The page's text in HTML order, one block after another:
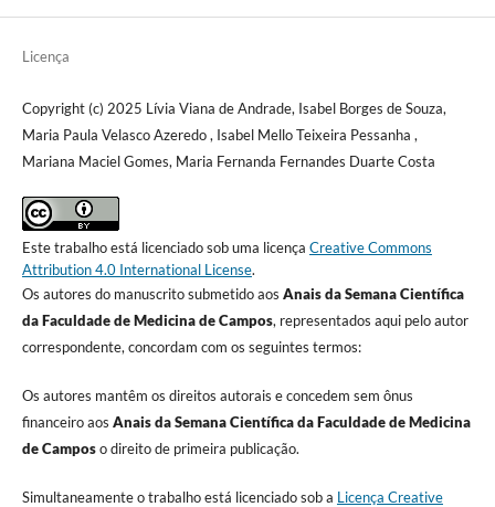
Licença
Copyright (c) 2025 Lívia Viana de Andrade, Isabel Borges de Souza,
Maria Paula Velasco Azeredo , Isabel Mello Teixeira Pessanha ,
Mariana Maciel Gomes, Maria Fernanda Fernandes Duarte Costa
Este trabalho está licenciado sob uma licença Creative Commons
Attribution 4.0 International License.
Os autores do manuscrito submetido aos Anais da Semana Científica
da Faculdade de Medicina de Campos, representados aqui pelo autor
correspondente, concordam com os seguintes termos:
Os autores mantêm os direitos autorais e concedem sem ônus
financeiro aos Anais da Semana Científica da Faculdade de Medicina
de Camposo direito de primeira publicação.
Simultaneamente o trabalho está licenciado sob a Licença Creative